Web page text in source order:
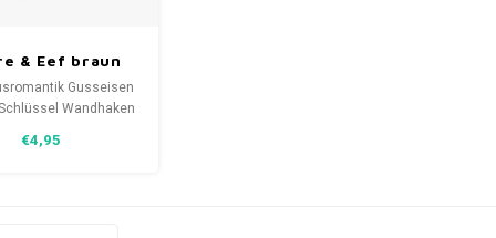
& Eef braun
Schlüssel
6x5x17cm
Gusseisen
Wandhaken
Eef 6x5x17cm
€4,95